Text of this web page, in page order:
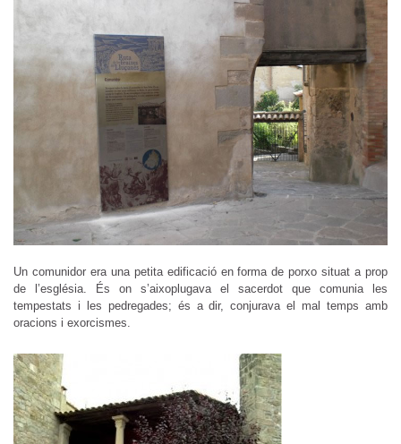
Un comunidor era una petita edificació en forma de porxo situat a prop
de l’església. És on s’aixoplugava el sacerdot que comunia les
tempestats i les pedregades; és a dir, conjurava el mal temps amb
oracions i exorcismes.